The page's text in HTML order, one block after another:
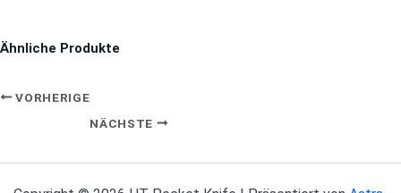
Ähnliche Produkte
VORHERIGE
NÄCHSTE